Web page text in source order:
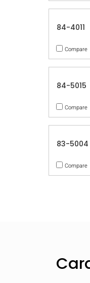
84-4011
Compare
84-5015
Compare
83-5004
Compare